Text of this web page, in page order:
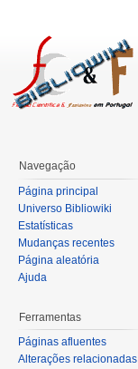
Navegação
Página principal
Universo Bibliowiki
Estatísticas
Mudanças recentes
Página aleatória
Ajuda
Ferramentas
Páginas afluentes
Alterações relacionadas